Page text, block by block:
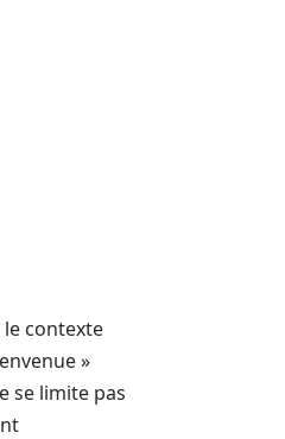
contexte
»
se limite pas